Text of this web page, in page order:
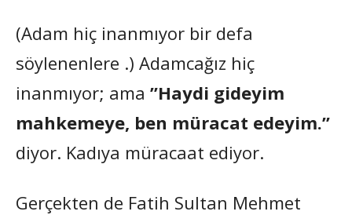
(Adam hiç inanmıyor bir defa
söylenenlere .) Adamcağız hiç
inanmıyor; ama ”Haydi gideyim
mahkemeye, ben müracat edeyim.”
diyor. Kadıya müracaat ediyor.
Gerçekten de Fatih Sultan Mehmet